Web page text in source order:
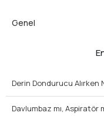
Genel
Derin Dondurucu Alırken
Davlumbaz mı, Aspiratör